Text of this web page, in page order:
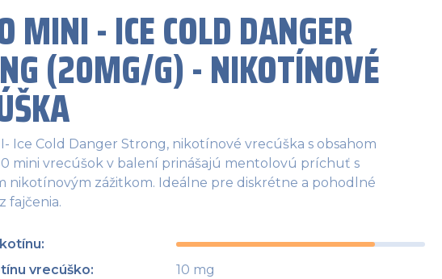
MINI - ICE COLD DANGER
(20MG/G) - NIKOTÍNOVÉ
Ice Cold Danger Strong, nikotínové vrecúška s obsahom
mini vrecúšok v balení prinášajú mentolovú príchuť s
nikotínovým zážitkom. Ideálne pre diskrétne a pohodlné
fajčenia.
:
vrecúško:
10 mg